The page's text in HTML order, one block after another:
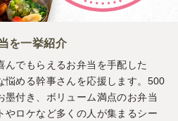
を一挙紹介
んでもらえるお弁当を手配した
悩める幹事さんを応援します。500
墨付き、ボリューム満点のお弁当
やロケなど多くの人が集まるシー